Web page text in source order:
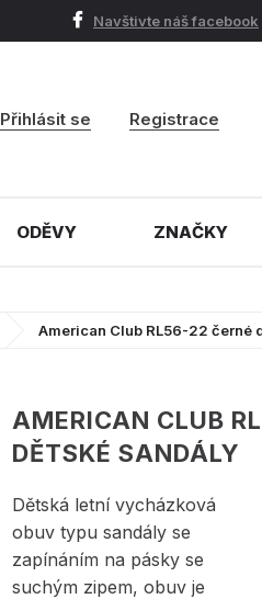
Navštivte náš facebook
Přihlásit se Registrace
ODĚVY ZNAČKY
American Club RL56-22 černé
AMERICAN CLUB
DĚTSKÉ SANDÁLY
Dětská letní vycházková
obuv typu sandály se
zapínáním na pásky se
suchým zipem, obuv je